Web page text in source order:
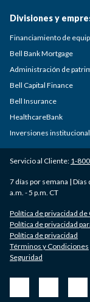
Divisiones y
Financiamiento de
Bell Bank Mortgage
Administración de
Bell Capital Finance
Bell Insurance
HealthcareBank
Inversiones
Servicio al Cliente: 1-
7 días por semana | Días
a.m. - 5 p.m. CT
Política de privacidad de
Política de privacidad
Política de privacidad
Términos y Condiciones
Seguridad